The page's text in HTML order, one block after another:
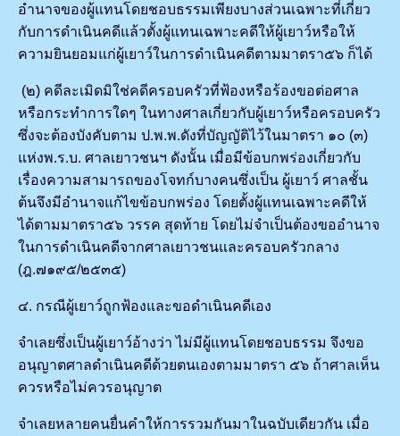
อำนาจของผู้แทนโดยชอบธรรมเพียงบางส่วนเฉพาะที่เกี่ยว
กับการดำเนินคดีแล้วตั้งผู้แทนเฉพาะคดีให้ผู้เยาว์หรือให้
ความยินยอมแก่ผู้เยาว์ในการดำเนินคดีตามมาตรา๕๖ ก็ได้
(๒) คดีละเมิดมิใช่คดีครอบครัวที่ฟ้องหรือร้องขอต่อศาล
หรือกระทำการใดๆ ในทางศาลเกี่ยวกับผู้เยาว์หรือครอบครัว
ซึ่งจะต้องบังคับตาม ป.พ.พ.ดังที่บัญญัติไว้ในมาตรา ๑๐ (๓)
แห่งพ.ร.บ. ศาลเยาวชนฯ ดังนั้น เมื่อมีข้อบกพร่องเกี่ยวกับ
เรื่องความสามารถของโจทก์บางคนซึ่งเป็น ผู้เยาว์ ศาลชั้น
ต้นจึงมีอำนาจแก้ไขข้อบกพร่อง โดยตั้งผู้แทนเฉพาะคดีให้
ได้ตามมาตรา๕๖ วรรค สุดท้าย โดยไม่จำเป็นต้องขออำนาจ
ในการดำเนินคดีจากศาลเยาวชนและครอบครัวกลาง
(ฎ.๗๑๙๕/๒๕๓๕)
๔. กรณีผู้เยาว์ถูกฟ้องและขอดำเนินคดีเอง
จำเลยซึ่งเป็นผู้เยาว์อ้างว่า ไม่มีผู้แทนโดยชอบธรรม จึงขอ
อนุญาตศาลดำเนินคดีด้วยตนเองตามมาตรา ๕๖ ถ้าศาลเห็น
ควรหรือไม่ควรอนุญาต
จำเลยหลายคนยื่นคำให้การรวมกันมาในฉบับเดียวกัน เมื่อ